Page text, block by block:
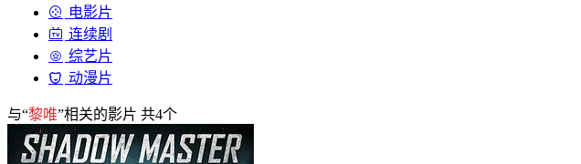
电影片
连续剧
综艺片
动漫片
与“黎唯”相关的影片 共4个